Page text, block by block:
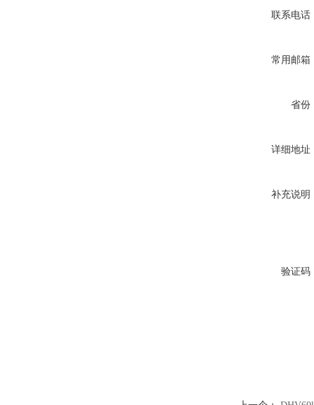
联系电话
常用邮箱
省份
详细地址
补充说明
验证码